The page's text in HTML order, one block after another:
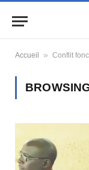
Accueil » Conflit